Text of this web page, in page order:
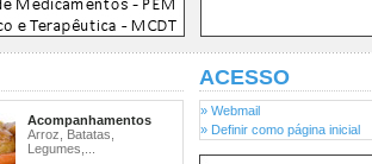
Acompanhamentos
Arroz, Batatas,
Legumes,...
ACESSO
» Webmail
» Definir como página inicial